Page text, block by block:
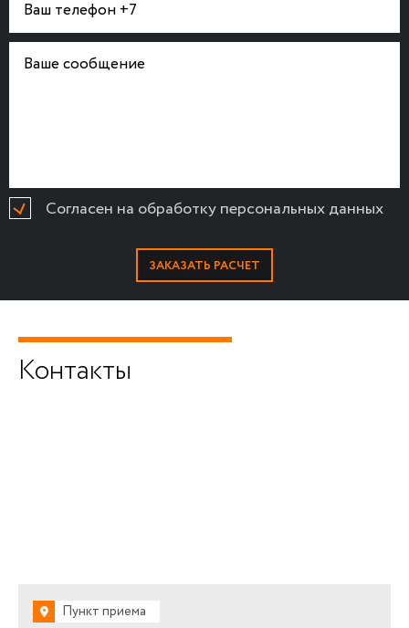
Согласен на обработку персональных данных
Контакты
Пункт приема